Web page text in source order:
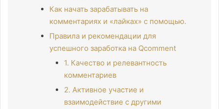
Как начать зарабатывать на
комментариях и «лайках» с помощью.
Правила и рекомендации для
успешного заработка на Qcomment
1. Качество и релевантность
комментариев
2. Активное участие и
взаимодействие с другими